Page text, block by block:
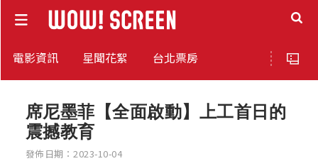
電影資訊 星聞花絮 台北票房
席尼墨菲【全面啟動】上工首日的
震撼教育
發佈日期：2023-10-04